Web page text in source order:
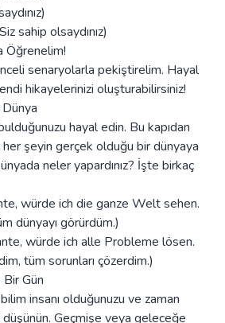
sahip olsaydınız)
Öğrenelim!
senaryolarla pekiştirelim. Hayal
hikayelerinizi oluşturabilirsiniz!
hayal edin. Bu kapıdan
şeyin gerçek olduğu bir dünyaya
neler yapardınız? İşte birkaç
würde ich die ganze Welt sehen.
dünyayı görürdüm.)
würde ich alle Probleme lösen.
tüm sorunları çözerdim.)
Gün
insanı olduğunuzu ve zaman
Geçmişe veya geleceğe